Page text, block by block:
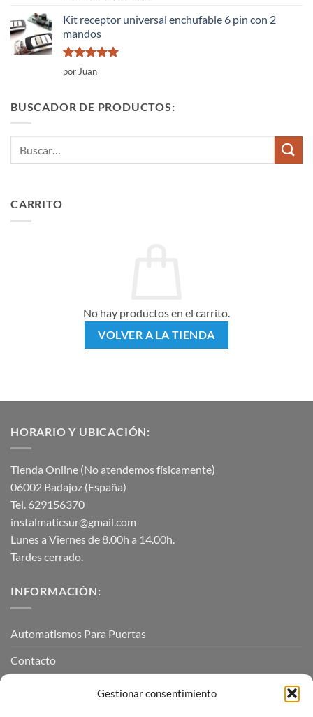
Gestionar consentimiento
con
de 5
Kit receptor universal enchufable 6 pin con 2
mandos
Valorado
con
por Juan
BUSCADOR DE PRODUCTOS:
CARRITO
No hay productos en el carrito.
VOLVER A LA TIENDA
HORARIO Y UBICACIÓN:
Tienda Online (No atendemos físicamente)
06002 Badajoz (España)
Tel. 629156370
instalmaticsur@gmail.com
Lunes a Viernes de 8.00h a 14.00h.
Tardes cerrado.
INFORMACIÓN:
Automatismos Para Puertas
Contacto